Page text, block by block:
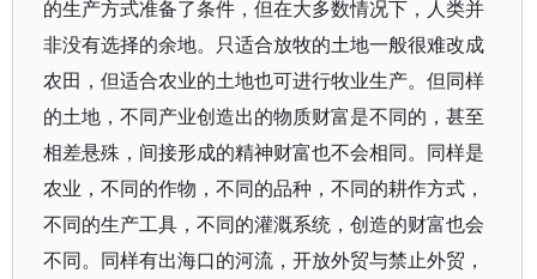
的生产方式准备了条件，但在大多数情况下，人类并
非没有选择的余地。只适合放牧的土地一般很难改成
农田，但适合农业的土地也可进行牧业生产。但同样
的土地，不同产业创造出的物质财富是不同的，甚至
相差悬殊，间接形成的精神财富也不会相同。同样是
农业，不同的作物，不同的品种，不同的耕作方式，
不同的生产工具，不同的灌溉系统，创造的财富也会
不同。同样有出海口的河流，开放外贸与禁止外贸，